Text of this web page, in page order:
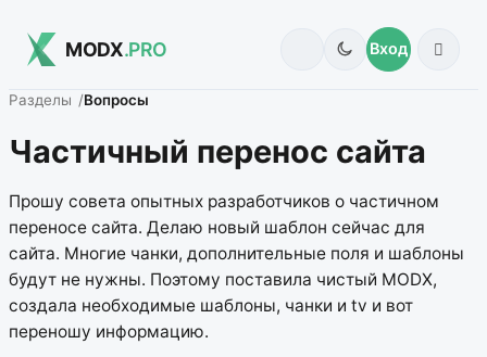
MODX.PRO Вход
Разделы Вопросы
Частичный перенос сайта
Прошу совета опытных разработчиков о частичном
переносе сайта. Делаю новый шаблон сейчас для
сайта. Многие чанки, дополнительные поля и шаблоны
будут не нужны. Поэтому поставила чистый MODX,
создала необходимые шаблоны, чанки и tv и вот
переношу информацию.